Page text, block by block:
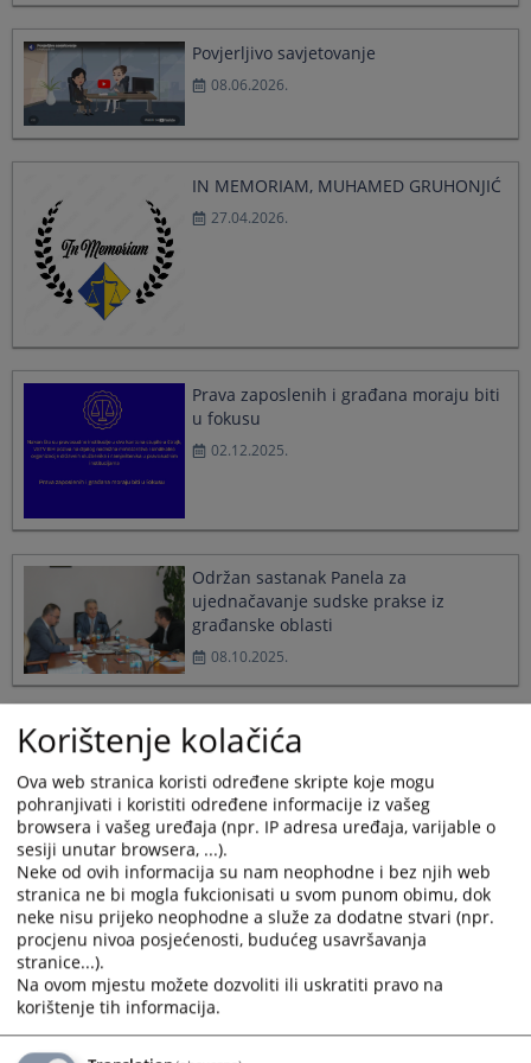
date.
the
question
mark
key
the
keyboard
shortcuts
changing
date.
Press
the
mark
key
to
the
Povjerljivo savjetovanje
08.06.2026.
IN MEMORIAM, MUHAMED GRUHONJIĆ
27.04.2026.
Prava zaposlenih i građana moraju biti
u fokusu
02.12.2025.
Održan sastanak Panela za
ujednačavanje sudske prakse iz
građanske oblasti
08.10.2025.
Korištenje vještačke inteligencije u
harmonizaciji sudske prakse
02.09.2025.
Nova Pravila o radu Panela za
ujednačavanje sudske prakse u BiH
15.07.2025.
Korištenje kolačića
Ova web stranica koristi određene skripte koje mogu
pohranjivati i koristiti određene informacije iz vašeg
browsera i vašeg uređaja (npr. IP adresa uređaja, varijable o
sesiji unutar browsera, ...).
Neke od ovih informacija su nam neophodne i bez njih web
stranica ne bi mogla fukcionisati u svom punom obimu, dok
neke nisu prijeko neophodne a služe za dodatne stvari (npr.
procjenu nivoa posjećenosti, budućeg usavršavanja
stranice...).
Na ovom mjestu možete dozvoliti ili uskratiti pravo na
korištenje tih informacija.